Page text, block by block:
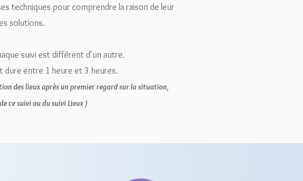
techniques pour comprendre la raison de leur
solutions.
suivi est différent d'un autre.
dure entre 1 heure et 3 heures.
des lieux après un premier regard sur la situation,
ce suivi ou du suivi Lieux )